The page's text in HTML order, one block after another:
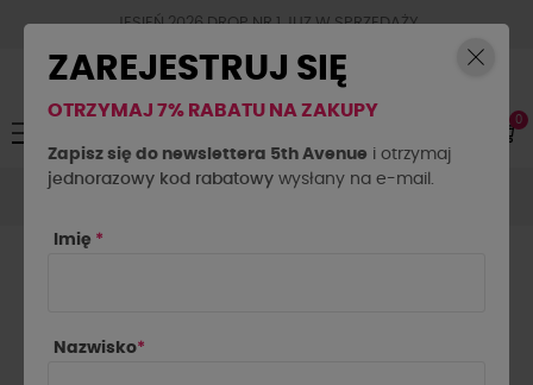
JESIEŃ 2026 DROP NR.1 JUZ W SPRZEDAŻY
Toggle
navigation
☰ 0
Okrycia wierzchnie Płaszcze
Trencz z ekoskórą La Milla
ZAREJESTRUJ SIĘ
OTRZYMAJ 7% RABATU NA ZAKUPY
Zapisz się do newslettera 5th Avenue i otrzymaj
jednorazowy kod rabatowy wysłany na e-mail.
Imię *
Nazwisko*